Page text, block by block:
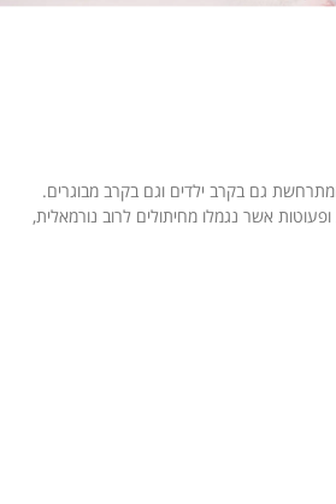
גם בקרב ילדים וגם בקרב מבוגרים.
אשר נגמלו מחיתולים לרוב נורמאלית,